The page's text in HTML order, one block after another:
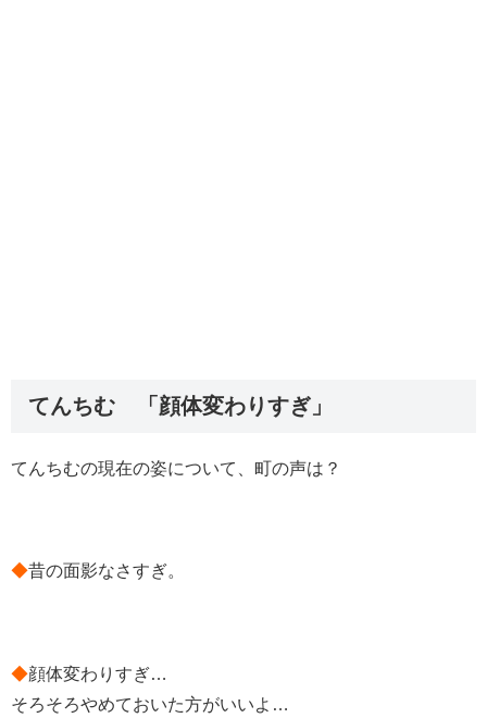
てんちむ 「顔体変わりすぎ」
てんちむの現在の姿について、町の声は？
◆昔の面影なさすぎ。
◆顔体変わりすぎ…
そろそろやめておいた方がいいよ…